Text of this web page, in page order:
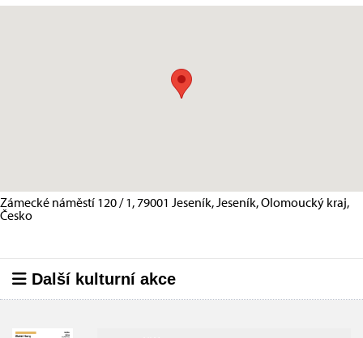
Zámecké náměstí 120 / 1, 79001 Jeseník, Jeseník, Olomoucký kraj,
Česko
Další kulturní akce